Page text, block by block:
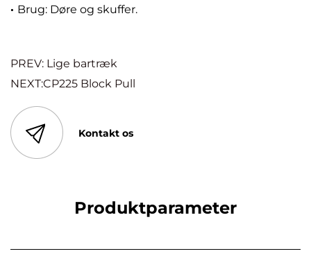
· Brug: Døre og skuffer.
PREV: Lige bartræk
NEXT:CP225 Block Pull
Kontakt os
Produktparameter